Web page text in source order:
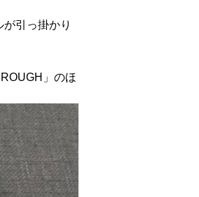
引っ掛かり
」のほ